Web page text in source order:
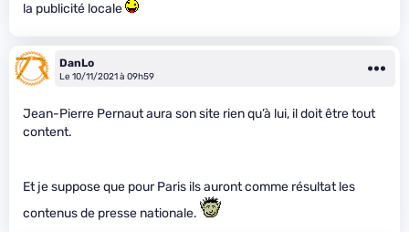
la publicité locale
DanLo
Le 10/11/2021 à 09h59
Jean-Pierre Pernaut aura son site rien qu’à lui, il doit être tout
content.
Et je suppose que pour Paris ils auront comme résultat les
contenus de presse nationale.